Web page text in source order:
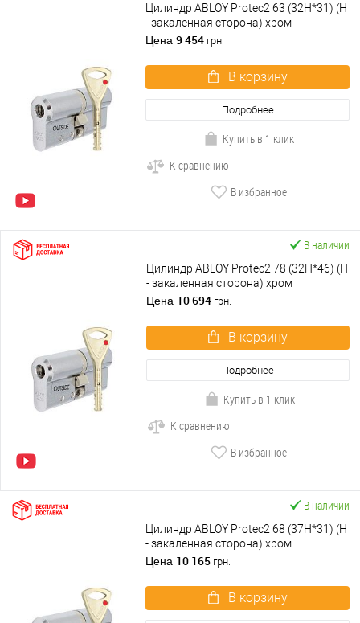
Цилиндр ABLOY Protec2 63 (32H*31) (H
- закаленная сторона) хром
полированный
Цена 9 454 грн.
В корзину
Подробнее
Купить в 1 клик
К сравнению
В избранное
В наличии
Цилиндр ABLOY Protec2 78 (32H*46) (H
- закаленная сторона) хром
полированный
Цена 10 694 грн.
В корзину
Подробнее
Купить в 1 клик
К сравнению
В избранное
В наличии
Цилиндр ABLOY Protec2 68 (37H*31) (H
- закаленная сторона) хром
полированный
Цена 10 165 грн.
В корзину